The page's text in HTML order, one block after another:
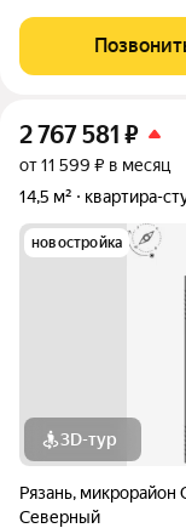
небольших студий,
студенческую
2 767 581 ₽
от 11 599 ₽ в месяц
14,5 м²
квартира-
новостройка
3D-тур
Рязань, микрорайон
Северный